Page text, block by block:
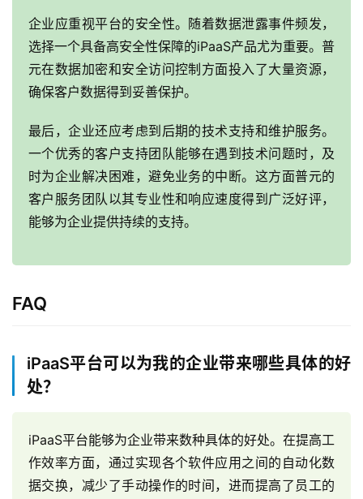
活
品
企业应重视平台的安全性。随着数据泄露事件频发，
选择一个具备高安全性保障的iPaaS产品尤为重要。普
元在数据加密和安全访问控制方面投入了大量资源，
确保客户数据得到妥善保护。
最后，企业还应考虑到后期的技术支持和维护服务。
一个优秀的客户支持团队能够在遇到技术问题时，及
时为企业解决困难，避免业务的中断。这方面普元的
客户服务团队以其专业性和响应速度得到广泛好评，
能够为企业提供持续的支持。
FAQ
iPaaS平台可以为我的企业带来哪些具体的好
处？
iPaaS平台能够为企业带来数种具体的好处。在提高工
作效率方面，通过实现各个软件应用之间的自动化数
据交换，减少了手动操作的时间，进而提高了员工的